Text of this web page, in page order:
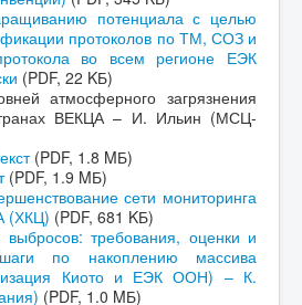
потенциала с целью
протоколов по ТМ, СОЗ и
во всем регионе ЕЭК
(PDF, 22 KБ)
атмосферного загрязнения
ВЕКЦА – И. Ильин (МСЦ-
(PDF, 1.8 MБ)
(PDF, 1.9 MБ)
сети мониторинга
(ХКЦ) (PDF, 681 KБ)
выбросов: требования, оценки и
по накоплению массива
Киото и ЕЭК ООН) – К.
(PDF, 1.0 MБ)